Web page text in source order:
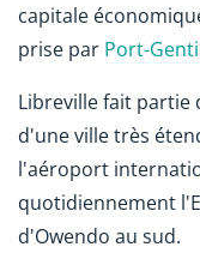
capitale
prise par Port-
Libreville fait partie
d'une ville très
l'aéroport
quotidiennement
d'Owendo au sud.